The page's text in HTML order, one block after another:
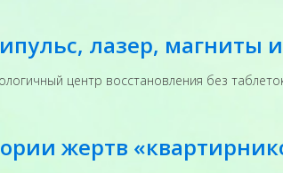
лазер, магниты
центр восстановления без
жертв